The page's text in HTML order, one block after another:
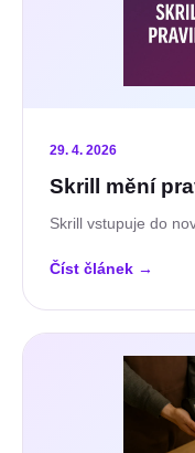
29. 4. 2026
Skrill mění
Skrill vstupuje do
Číst článek →